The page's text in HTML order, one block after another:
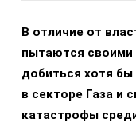
В отличие от
пытаются своими
добиться хотя
в секторе Газа и
катастрофы